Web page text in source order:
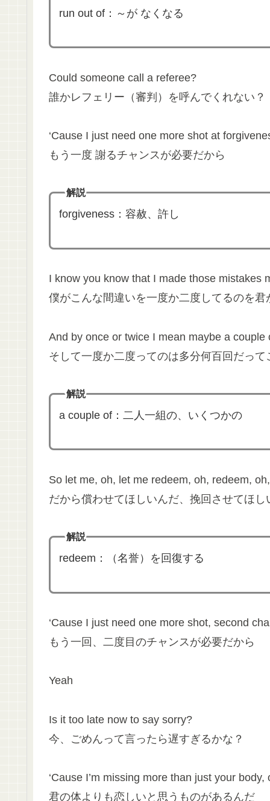
run out of：～が なくなる
Could someone call a referee?
誰かレフェリー（審判）を呼んでくれない？
‘Cause I just need one more shot at
もう一度 謝るチャンスが必要だから
解説
forgiveness：容赦、許し
I know you know that I made those mistakes
僕がこんな間違いを一度か二度してるのを君
And by once or twice I mean maybe a couple
そして一度か二度ってのは多分何百回だって
解説
a couple of：二人一組の、いくつかの
So let me, oh, let me redeem, oh, redeem,
だから償わせてほしいんだ、挽回させてほし
解説
redeem：（名誉）を回復する
‘Cause I just need one more shot, second
もう一回、二度目のチャンスが必要だから
Yeah
Is it too late now to say sorry?
今、ごめんって言ったら遅すぎるかな？
‘Cause I’m missing more than just your body,
君の体よりも恋しいと思うものがあるんだ